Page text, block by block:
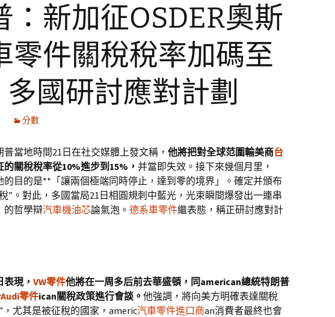
：新加征OSDER奧斯
零件關稅稅率加碼至
多國研討應對計劃
分數
當地時間21日在社交媒體上發文稱， 他將把對全球范圍輸美商台
的關稅稅率從10%進步到15%， 并當即失效。接下來幾個月里，
的目的是**「讓兩個極端同時停止，達到零的境界」。確定并頒布
”。對此，多國當局21日相圓規刺中藍光，光束瞬間爆發出一連串
的哲學辯汽車機油芯論氣泡。 德系車零件繼表態，稱正研討應對計
現， VW零件他將在一周多后前去華盛頓，同american總統特朗普
Audi零件ican關稅政策進行會談。 他強調，將向美方明確表達關稅
，尤其是被征稅的國家，americ汽車零件進口商an消費者最終也會